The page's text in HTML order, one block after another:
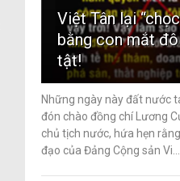
Việt Tân lại
bằng con mắt
tật!
Những ngày này đất nước
đón chào đồng chí Lương
chủ tịch nước, hứa hẹn
đạo của Đảng Cộng sản Vi...